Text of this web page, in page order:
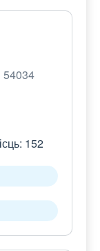
54034
152